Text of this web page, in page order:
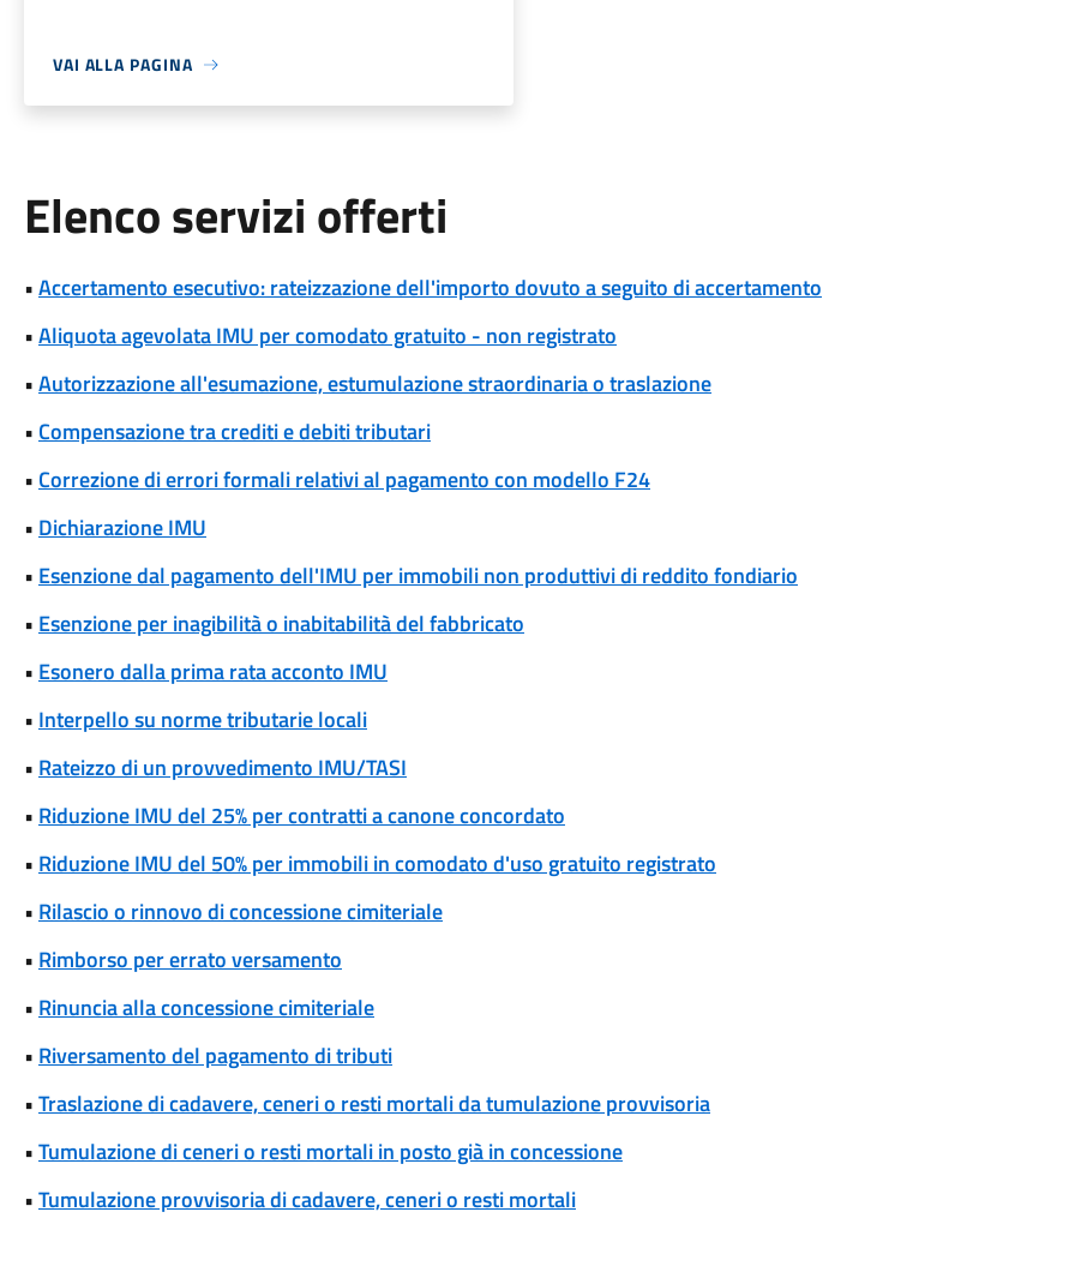
VAI ALLA PAGINA
Elenco servizi offerti
•Accertamento esecutivo: rateizzazione dell'importo dovuto a seguito di accertamento
•Aliquota agevolata IMU per comodato gratuito - non registrato
•Autorizzazione all'esumazione, estumulazione straordinaria o traslazione
• Compensazione tra crediti e debiti tributari
• Correzione di errori formali relativi al pagamento con modello F24
• Dichiarazione IMU
• Esenzione dal pagamento dell'IMU per immobili non produttivi di reddito fondiario
• Esenzione per inagibilità o inabitabilità del fabbricato
• Esonero dalla prima rata acconto IMU
• Interpello su norme tributarie locali
• Rateizzo di un provvedimento IMU/TASI
• Riduzione IMU del 25% per contratti a canone concordato
• Riduzione IMU del 50% per immobili in comodato d'uso gratuito registrato
• Rilascio o rinnovo di concessione cimiteriale
• Rimborso per errato versamento
• Rinuncia alla concessione cimiteriale
• Riversamento del pagamento di tributi
•Traslazione di cadavere, ceneri o resti mortali da tumulazione provvisoria
•Tumulazione di ceneri o resti mortali in posto già in concessione
•Tumulazione provvisoria di cadavere, ceneri o resti mortali